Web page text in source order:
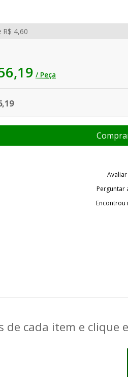
/ Peça
R$ 4,60
Perguntar
Encontrou
de cada item e clique